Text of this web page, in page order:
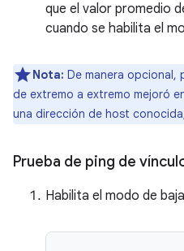
que el valor promedio
cuando se habilita el
Nota: De manera opcional,
de extremo a extremo mejoró
una dirección de host
Prueba de ping de
Habilita el modo de